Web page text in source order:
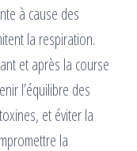
à cause des
la respiration.
et après la course
l’équilibre des
et éviter la
la